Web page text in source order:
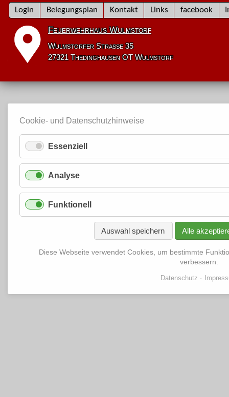
Navigation
überspringen
Login Belegungsplan Kontakt Links facebook
Feuerwehrhaus Wulmstorf
Wulmstorfer Straße 35
27321 Thedinghausen OT Wulmstorf
Cookie- und Datenschutzhinweise
Essenziell
Analyse
Funktionell
Auswahl speichern Alle
Diese Webseite verwendet Cookies, um bestimmte
verbessern.
Datenschutz